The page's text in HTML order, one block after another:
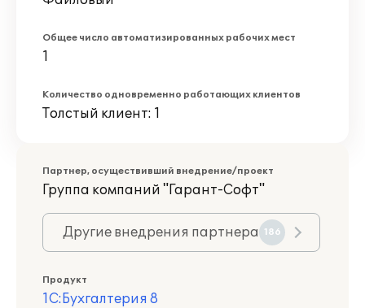
Общее число автоматизированных рабочих мест
1
Количество одновременно работающих клиентов
Толстый клиент: 1
Партнер, осуществивший внедрение/проект
Группа компаний "Гарант-Софт"
Другие внедрения партнера 186
Продукт
1С:Бухгалтерия 8